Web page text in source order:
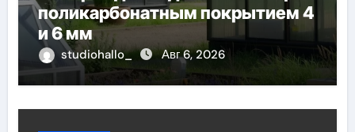
поликарбонатным покрытием 4
и 6 мм
studiohallo_ Авг 6, 2026